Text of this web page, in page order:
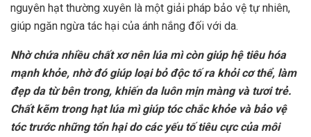
nguyên hạt thường xuyên là một giải pháp bảo vệ tự nhiên,
giúp ngăn ngừa tác hại của ánh nắng đối với da.
Nhờ chứa nhiều chất xơ nên lúa mì còn giúp hệ tiêu hóa
mạnh khỏe, nhờ đó giúp loại bỏ độc tố ra khỏi cơ thể, làm
đẹp da từ bên trong, khiến da luôn mịn màng và tươi trẻ.
Chất kẽm trong hạt lúa mì giúp tóc chắc khỏe và bảo vệ
tóc trước những tổn hại do các yếu tố tiêu cực của môi